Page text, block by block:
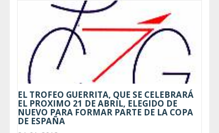
EL TROFEO GUERRITA, QUE SE CELEBRARÁ
EL PROXIMO 21 DE ABRIL, ELEGIDO DE
NUEVO PARA FORMAR PARTE DE LA COPA
DE ESPAÑA